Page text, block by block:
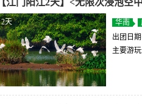
【江门阳江2天】<无限次浸泡
2天 华南
出团日期
主要游玩